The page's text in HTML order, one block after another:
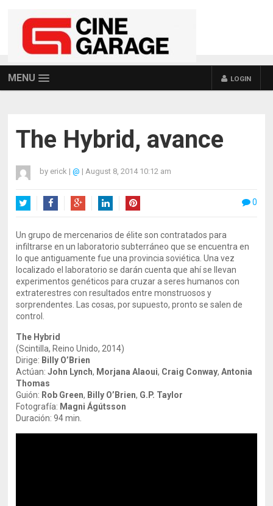
MENU LOGIN
The Hybrid, avance
by erick | @ | August 8, 2014 10:12 am
0
Un grupo de mercenarios de élite son contratados para
infiltrarse en un laboratorio subterráneo que se encuentra en
lo que antiguamente fue una provincia soviética. Una vez
localizado el laboratorio se darán cuenta que ahí se llevan
experimentos genéticos para cruzar a seres humanos con
extraterestres con resultados entre monstruosos y
sorprendentes. Las cosas, por supuesto, pronto se salen de
control.
The Hybrid
(Scintilla, Reino Unido, 2014)
Dirige: Billy O’Brien
Actúan:John Lynch, Morjana Alaoui, Craig Conway,Antonia
Thomas
Guión: Rob Green, Billy O’Brien, G.P. Taylor
Fotografía: Magni Ágútsson
Duración: 94 min.